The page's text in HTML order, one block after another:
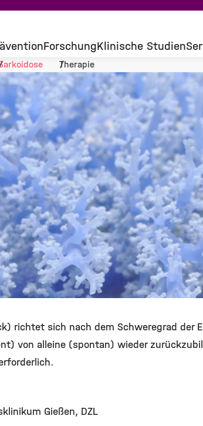
ForschungKlinische Studien
Therapie
richtet sich nach dem Schweregrad der
von alleine (spontan) wieder
Gießen, DZL